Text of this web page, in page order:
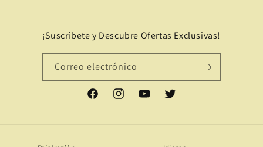
¡Suscríbete y Descubre Ofertas Exclusivas!
Correo electrónico
FacebookInstagramYouTubeTwitter